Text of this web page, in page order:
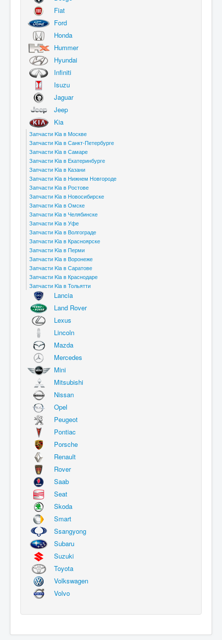
Fiat
Ford
Honda
Hummer
Hyundai
Infiniti
Isuzu
Jaguar
Jeep
Kia
Запчасти Kia в Москве
Запчасти Kia в Санкт-Петербурге
Запчасти Kia в Самаре
Запчасти Kia в Екатеринбурге
Запчасти Kia в Казани
Запчасти Kia в Нижнем Новгороде
Запчасти Kia в Ростове
Запчасти Kia в Новосибирске
Запчасти Kia в Омске
Запчасти Kia в Челябинске
Запчасти Kia в Уфе
Запчасти Kia в Волгограде
Запчасти Kia в Красноярске
Запчасти Kia в Перми
Запчасти Kia в Воронеже
Запчасти Kia в Саратове
Запчасти Kia в Краснодаре
Запчасти Kia в Тольятти
Lancia
Land Rover
Lexus
Lincoln
Mazda
Mercedes
Mini
Mitsubishi
Nissan
Opel
Peugeot
Pontiac
Porsche
Renault
Rover
Saab
Seat
Skoda
Smart
Ssangyong
Subaru
Suzuki
Toyota
Volkswagen
Volvo